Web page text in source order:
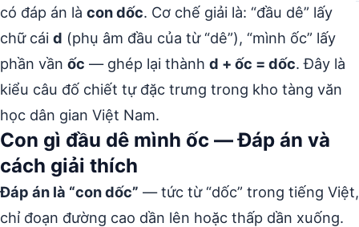
có đáp án là con dốc. Cơ chế giải là: “đầu dê” lấy
chữ cái d (phụ âm đầu của từ “dê”), “mình ốc” lấy
phần vần ốc — ghép lại thành d + ốc = dốc. Đây là
kiểu câu đố chiết tự đặc trưng trong kho tàng văn
học dân gian Việt Nam.
Con gì đầu dê mình ốc — Đáp án và
cách giải thích
Đáp án là “con dốc” — tức từ “dốc” trong tiếng Việt,
chỉ đoạn đường cao dần lên hoặc thấp dần xuống.